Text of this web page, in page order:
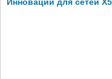
Инновации для сетей X5